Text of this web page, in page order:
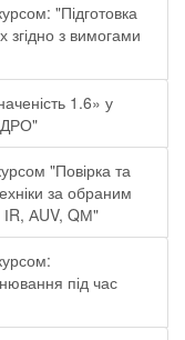
"Підготовка
згідно з вимогами
1.6» у
"Повірка та
за обраним
АUV, QМ"
під час